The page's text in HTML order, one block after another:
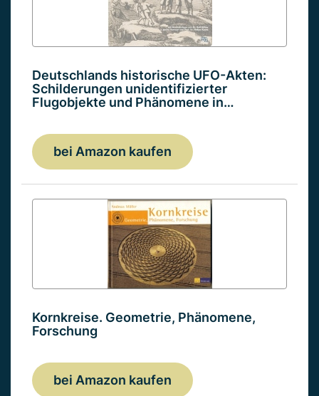
Deutschlands historische UFO-Akten:
Schilderungen unidentifizierter
Flugobjekte und Phänomene in…
bei Amazon kaufen
Kornkreise. Geometrie, Phänomene,
Forschung
bei Amazon kaufen